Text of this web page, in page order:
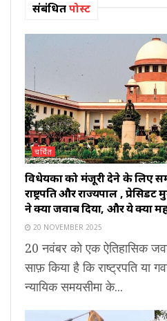
संबंधितपोस्ट
चर्चित
विधेयकों को मंजूरी देने के लिए
राष्ट्रपति और राज्यपाल , प्रेसिडेंट
ने क्या जवाब दिया, और ये क्यों
20 NOVEMBER 2025
20 नवंबर को एक ऐतिहासिक
साफ़ किया है कि राष्ट्रपति या
न्यायिक समयसीमा के...